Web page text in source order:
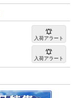
入荷アラート
入荷アラート